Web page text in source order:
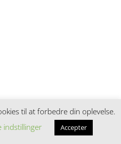
til at forbedre din oplevelse.
indstillinger Accepter